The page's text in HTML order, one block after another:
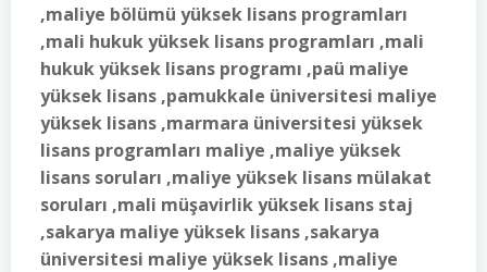
,maliye bölümü yüksek lisans programları
,mali hukuk yüksek lisans programları ,mali
hukuk yüksek lisans programı ,paü maliye
yüksek lisans ,pamukkale üniversitesi maliye
yüksek lisans ,marmara üniversitesi yüksek
lisans programları maliye ,maliye yüksek
lisans soruları ,maliye yüksek lisans mülakat
soruları ,mali müşavirlik yüksek lisans staj
,sakarya maliye yüksek lisans ,sakarya
üniversitesi maliye yüksek lisans ,maliye